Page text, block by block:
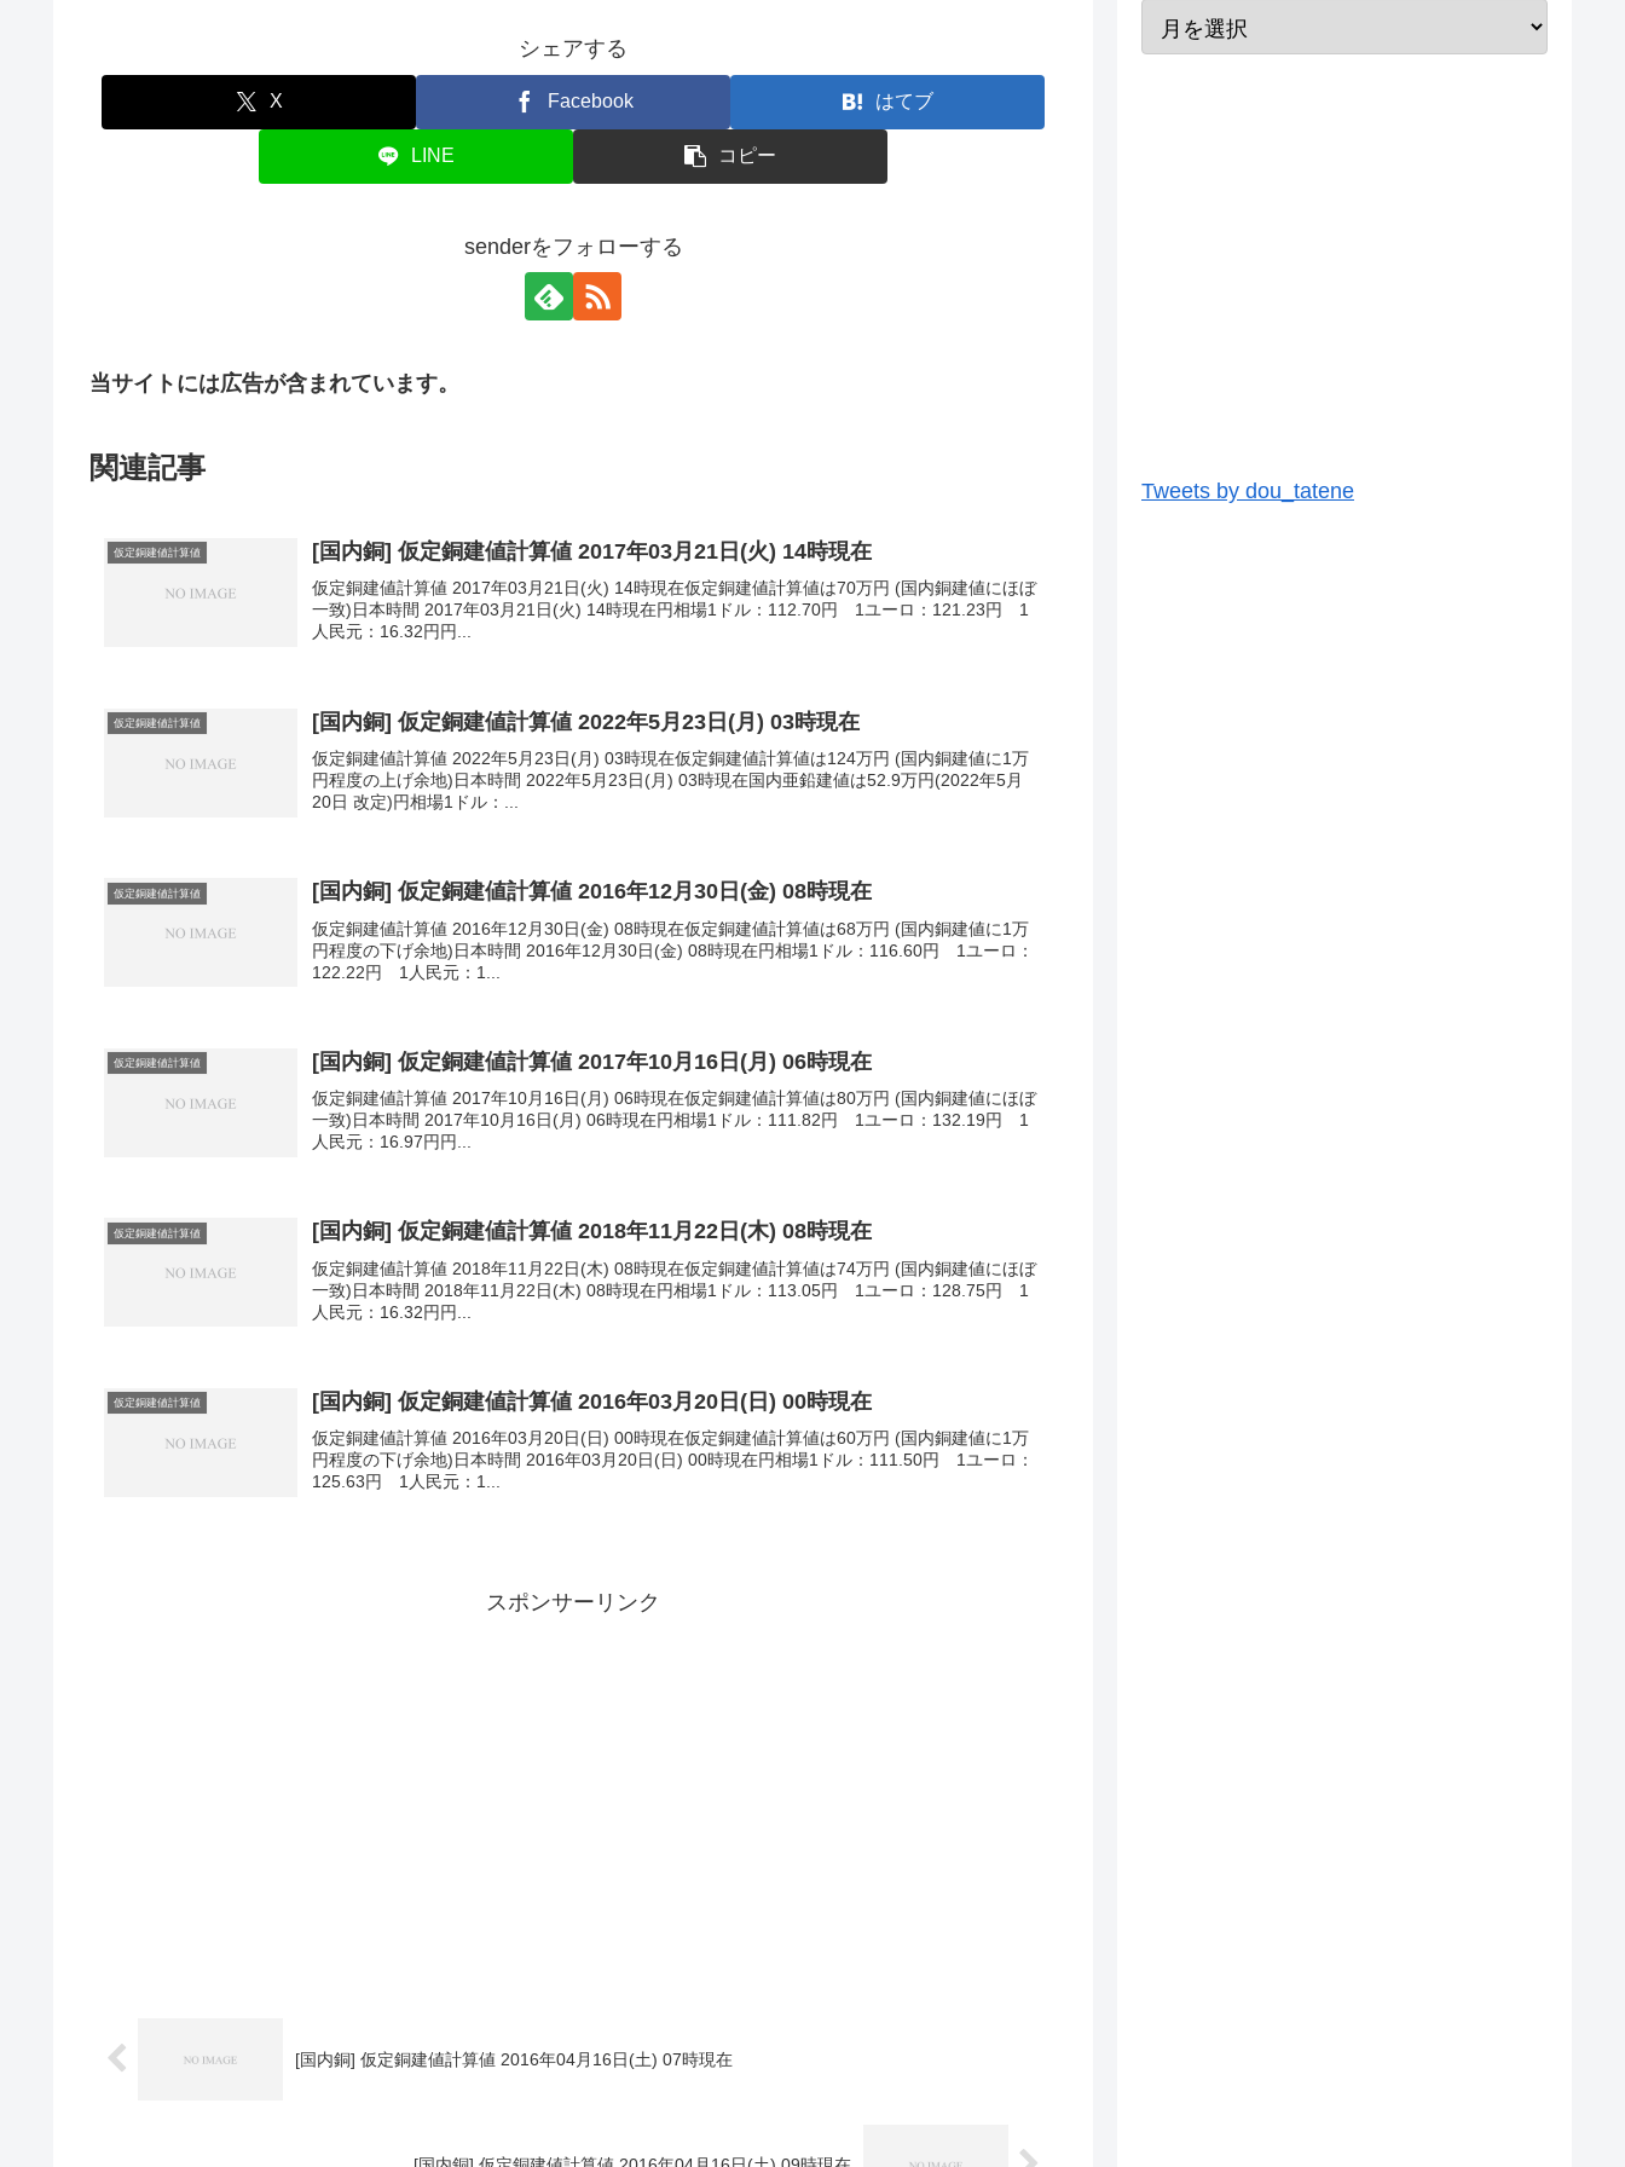
シェアする
X Facebook はてブ
LINE コピー
senderをフォローする
当サイトには広告が含まれています。
関連記事
仮定銅建値計算値 [国内銅] 仮定銅建値計算値 2017年03月21日(火) 14時現在
仮定銅建値計算値 2017年03月21日(火) 14時現在仮定銅建値計算値は70万円 (国内銅建値にほぼ
一致)日本時間 2017年03月21日(火) 14時現在円相場1ドル：112.70円 1ユーロ：121.23円 1
人民元：16.32円円...
仮定銅建値計算値 [国内銅] 仮定銅建値計算値 2022年5月23日(月) 03時現在
仮定銅建値計算値 2022年5月23日(月) 03時現在仮定銅建値計算値は124万円 (国内銅建値に1万
円程度の上げ余地)日本時間 2022年5月23日(月) 03時現在国内亜鉛建値は52.9万円(2022年5月
20日 改定)円相場1ドル：...
仮定銅建値計算値 [国内銅] 仮定銅建値計算値 2016年12月30日(金) 08時現在
仮定銅建値計算値 2016年12月30日(金) 08時現在仮定銅建値計算値は68万円 (国内銅建値に1万
円程度の下げ余地)日本時間 2016年12月30日(金) 08時現在円相場1ドル：116.60円 1ユーロ：
122.22円 1人民元：1...
仮定銅建値計算値 [国内銅] 仮定銅建値計算値 2017年10月16日(月) 06時現在
仮定銅建値計算値 2017年10月16日(月) 06時現在仮定銅建値計算値は80万円 (国内銅建値にほぼ
一致)日本時間 2017年10月16日(月) 06時現在円相場1ドル：111.82円 1ユーロ：132.19円 1
人民元：16.97円円...
仮定銅建値計算値 [国内銅] 仮定銅建値計算値 2018年11月22日(木) 08時現在
仮定銅建値計算値 2018年11月22日(木) 08時現在仮定銅建値計算値は74万円 (国内銅建値にほぼ
一致)日本時間 2018年11月22日(木) 08時現在円相場1ドル：113.05円 1ユーロ：128.75円 1
人民元：16.32円円...
仮定銅建値計算値 [国内銅] 仮定銅建値計算値 2016年03月20日(日) 00時現在
仮定銅建値計算値 2016年03月20日(日) 00時現在仮定銅建値計算値は60万円 (国内銅建値に1万
円程度の下げ余地)日本時間 2016年03月20日(日) 00時現在円相場1ドル：111.50円 1ユーロ：
125.63円 1人民元：1...
スポンサーリンク
[国内銅] 仮定銅建値計算値 2016年04月16日(土) 07時現在
Tweets by dou_tatene